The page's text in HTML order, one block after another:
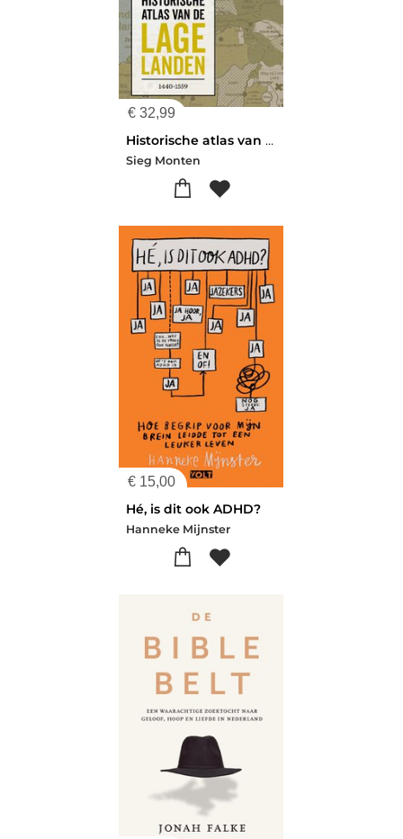
€ 32,99
Historische atlas van de Lage Landen 1440-1559
Sieg Monten
€ 15,00
Hé, is dit ook ADHD?
Hanneke Mijnster